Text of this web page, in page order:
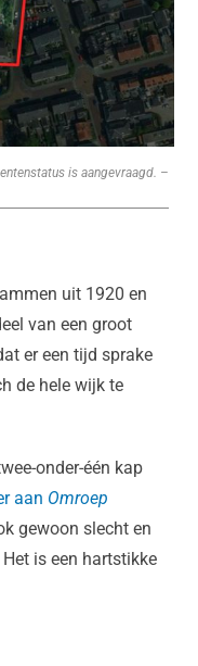
is aangevraagd. –
uit 1920 en
van een groot
er een tijd sprake
de hele wijk te
onder-één kap
aan Omroep
gewoon slecht en
is een hartstikke